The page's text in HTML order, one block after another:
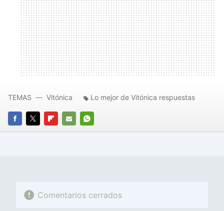
FACEBOOK
TWITTERFLIPBOARD
E-
WHATSAPP
TEMAS Vitónica Lo mejor de Vitónica respuestas
Comentarios cerrados